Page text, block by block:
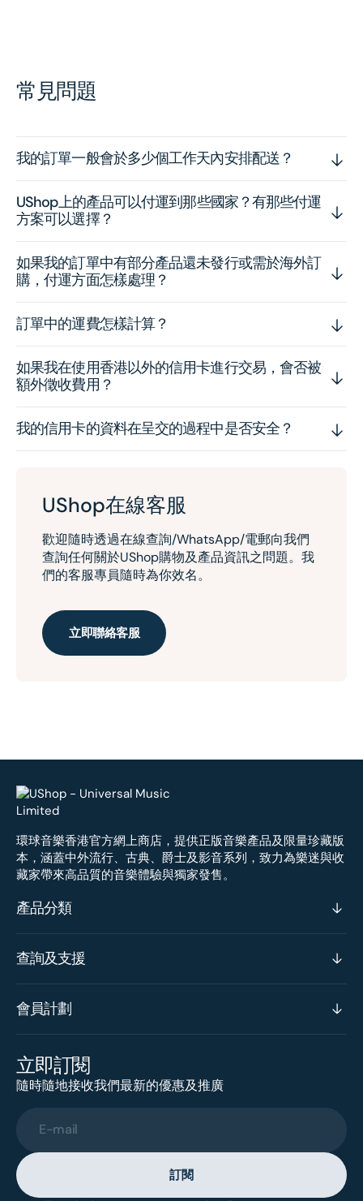
常見問題
我的訂單一般會於多少個工作天內安排配送？
UShop上的產品可以付運到那些國家？有那些付運
方案可以選擇？
如果我的訂單中有部分產品還未發行或需於海外訂
購，付運方面怎樣處理？
訂單中的運費怎樣計算？
如果我在使用香港以外的信用卡進行交易，會否被
額外徵收費用？
我的信用卡的資料在呈交的過程中是否安全？
UShop在線客服
歡迎隨時透過在線查詢/WhatsApp/電郵向我們
查詢任何關於UShop購物及產品資訊之問題。我
們的客服專員隨時為你效名。
立即聯絡客服
環球音樂香港官方網上商店，提供正版音樂產品及限量珍藏版
本，涵蓋中外流行、古典、爵士及影音系列，致力為樂迷與收
藏家帶來高品質的音樂體驗與獨家發售。
產品分類
查詢及支援
會員計劃
立即訂閱
隨時隨地接收我們最新的優惠及推廣
E-mail
訂閱